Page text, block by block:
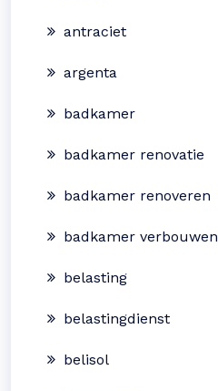
antraciet
argenta
badkamer
badkamer renovatie
badkamer renoveren
badkamer verbouwen
belasting
belastingdienst
belisol